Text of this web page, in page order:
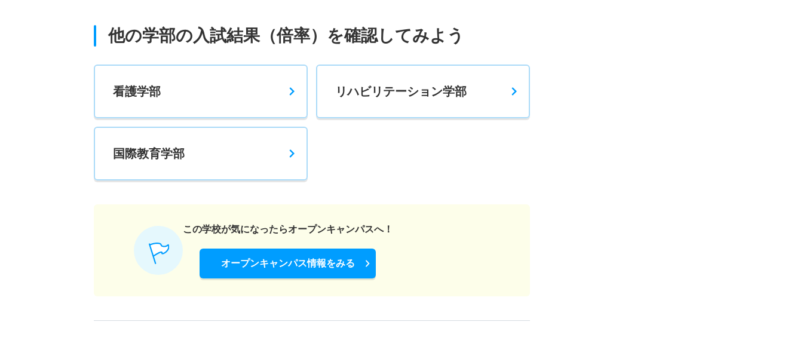
他の学部の入試結果（倍率）を確認してみよう
看護学部 リハビリテーション学部
国際教育学部
この学校が気になったらオープンキャンパスへ！
オープンキャンパス情報をみる